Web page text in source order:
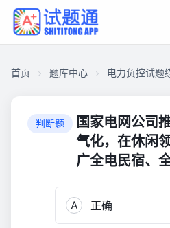
首页 题库中心 电力负控试题
判断题
国家电网公司
气化，在休闲
广全电民宿、
A 正确